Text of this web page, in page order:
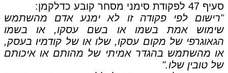
סעיף 47 לפקודת סימני מסחר קובע כדלקמן:
"רישום לפי פקודה זו לא ימנע אדם מהשתמש
שימוש אמת בשמו או בשם עסקו, או בשמו
הגאוגרפי של מקום עסקו, שלו או של קודמיו בעסק,
או מהשתמש בהגדר אמיתי של מהותם או איכותם
של טובין שלו."